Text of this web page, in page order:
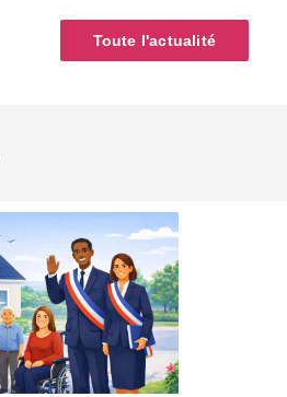
Toute l'actualité